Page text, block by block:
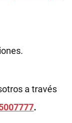
a través
.